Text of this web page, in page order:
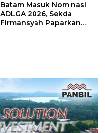
Batam Masuk Nominasi
ADLGA 2026, Sekda
Firmansyah Paparkan